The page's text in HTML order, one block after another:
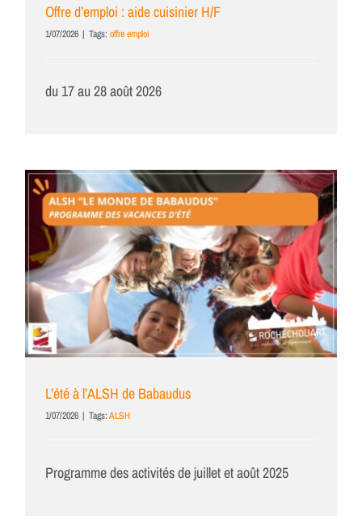
Offre d’emploi : aide cuisinier H/F
1/07/2026 | Tags: offre emploi
du 17 au 28 août 2026
L’été à l’ALSH de Babaudus
1/07/2026 | Tags:ALSH
Programme des activités de juillet et août 2025